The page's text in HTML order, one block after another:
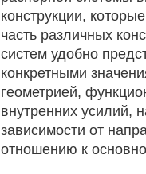
конструкции,
часть различных
систем удобно
конкретными
геометрией,
внутренних усилий,
зависимости от
отношению к